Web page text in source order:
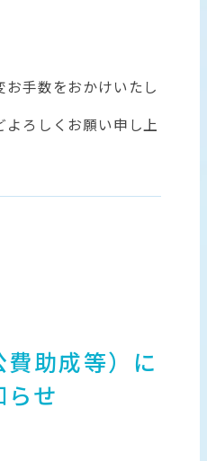
手数をおかけいたし
よろしくお願い申し上
助成等）に
せ